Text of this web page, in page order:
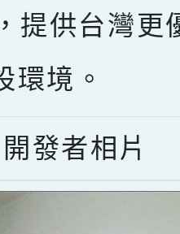
提供台灣更
環境。
開發者相片